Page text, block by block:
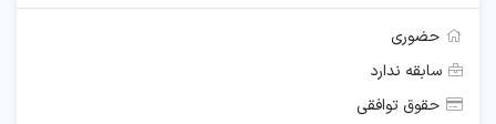
حضوری
سابقه ندارد
حقوق توافقی